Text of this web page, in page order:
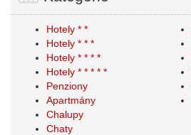
Hotely * *
Hotely * * *
Hotely * * * *
Hotely * * * * *
Penziony
Apartmány
Chalupy
Chaty